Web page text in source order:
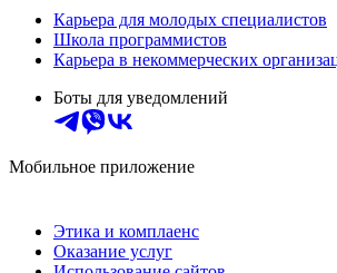
Карьера для молодых специалистов
Школа программистов
Карьера в некоммерческих
Боты для уведомлений
Мобильное приложение
Этика и комплаенс
Оказание услуг